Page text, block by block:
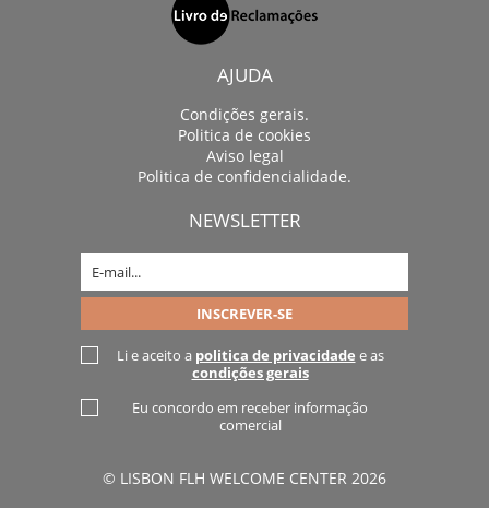
AJUDA
Condições gerais.
Politica de cookies
Aviso legal
Politica de confidencialidade.
NEWSLETTER
Li e aceito a politica de privacidade e as
condições gerais
Eu concordo em receber informação
comercial
© LISBON FLH WELCOME CENTER 2026